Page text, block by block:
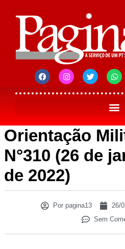
Orientação
N°310 (26 de
de 2022)
Porpagina13 26/
Sem